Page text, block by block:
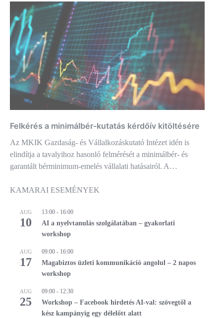
Felkérés a minimálbér-kutatás kérdőív kitöltésére
Az MKIK Gazdaság- és Vállalkozáskutató Intézet idén is
elindítja a tavalyihoz hasonló felmérését a minimálbér- és
garantált bérminimum-emelés vállalati hatásairól. A…
KAMARAI ESEMÉNYEK
AUG
10
13:00 - 16:00
AI a nyelvtanulás szolgálatában – gyakorlati
workshop
AUG
17
09:00 - 16:00
Magabiztos üzleti kommunikáció angolul – 2 napos
workshop
AUG
25
09:00 - 12:30
Workshop – Facebook hirdetés AI-val: szövegtől a
kész kampányig egy délelőtt alatt